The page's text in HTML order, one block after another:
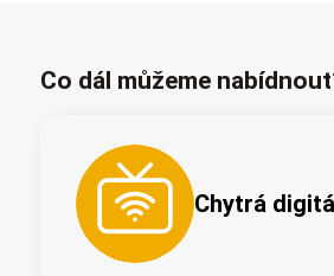
Co dál můžeme
Chytrá